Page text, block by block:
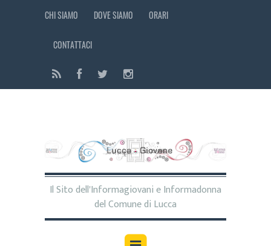
CHI SIAMO DOVE SIAMO ORARI
CONTATTACI
Il Sito dell'Informagiovani e Informadonna
del Comune di Lucca